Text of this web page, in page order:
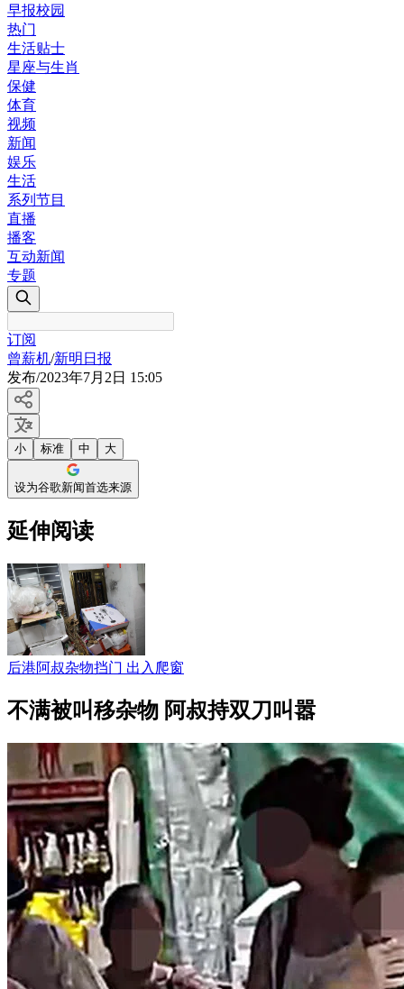
早报校园
热门
生活贴士
星座与生肖
保健
体育
视频
新闻
娱乐
生活
系列节目
直播
播客
互动新闻
专题
订阅
曾薪机/新明日报
发布/2023年7月2日 15:05
小 标准 中 大
设为谷歌新闻首选来源
延伸阅读
后港阿叔杂物挡门 出入爬窗
不满被叫移杂物 阿叔持双刀叫嚣